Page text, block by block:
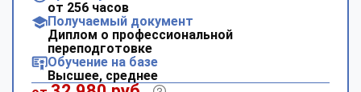
от 256 часов
Получаемый документ
Диплом о профессиональной
переподготовке
Обучение на базе
Высшее, среднее